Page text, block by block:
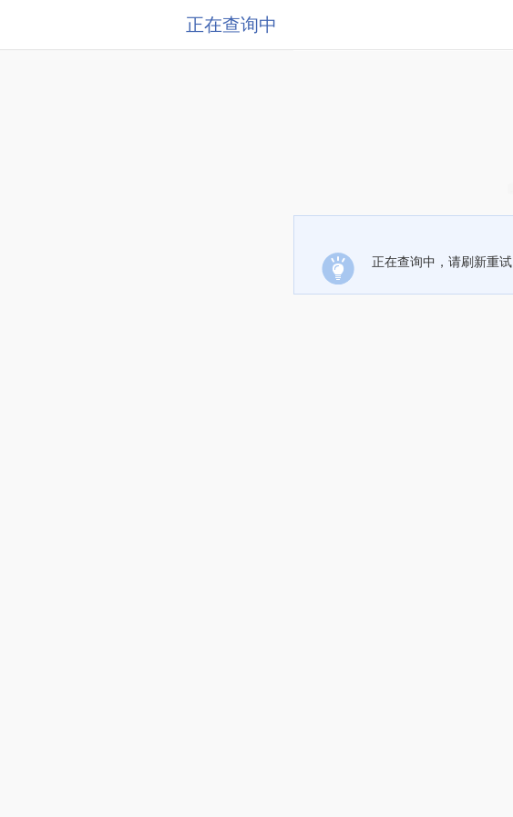
正在查询中
正在查询中，请刷新重试